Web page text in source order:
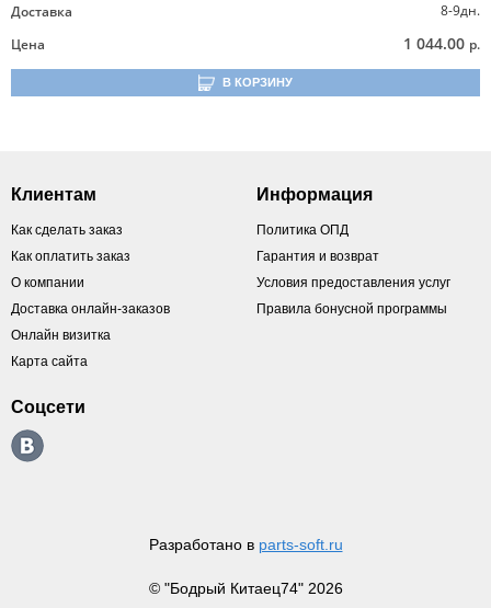
Доставка
8-9дн.
Цена
1 044.00 р.
В КОРЗИНУ
Клиентам
Как сделать заказ
Как оплатить заказ
О компании
Доставка онлайн-заказов
Онлайн визитка
Карта сайта
Информация
Политика ОПД
Гарантия и возврат
Условия предоставления услуг
Правила бонусной программы
Соцсети
Разработано в parts-soft.ru
© "Бодрый Китаец74" 2026